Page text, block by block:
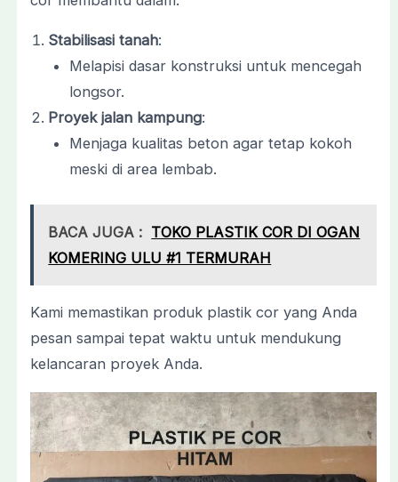
Stabilisasi tanah:
Melapisi dasar konstruksi untuk mencegah
longsor.
Proyek jalan kampung:
Menjaga kualitas beton agar tetap kokoh
meski di area lembab.
BACA JUGA : TOKO PLASTIK COR DI OGAN
KOMERING ULU #1 TERMURAH
Kami memastikan produk plastik cor yang Anda
pesan sampai tepat waktu untuk mendukung
kelancaran proyek Anda.